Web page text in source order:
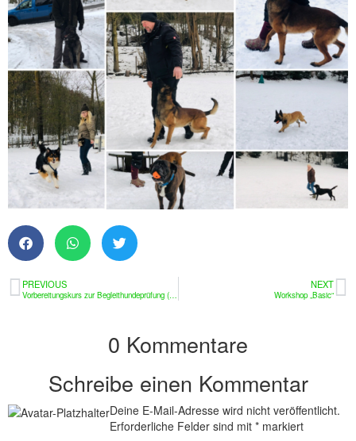
PREVIOUS
Vorbereitungskurs zur Begleithundeprüfung (BH/VT)
NEXT
Workshop „Basic“
0 Kommentare
Schreibe einen Kommentar
Deine E-Mail-Adresse wird nicht veröffentlicht.
Erforderliche Felder sind mit * markiert